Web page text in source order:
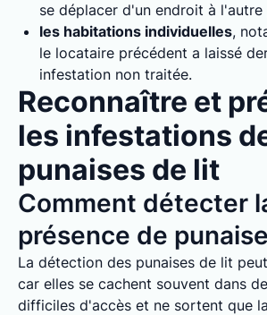
se déplacer d'un endroit à l'autre
les habitations individuelles,
le locataire précédent a laissé
infestation non traitée.
Reconnaître et
les infestations
punaises de lit
Comment détecter
présence de
La détection des punaises de lit
car elles se cachent souvent dans
difficiles d'accès et ne sortent que